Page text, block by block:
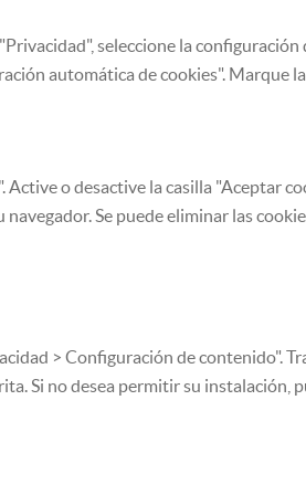
seleccione la configuración
automática de cookies". Marque
o desactive la casilla "Aceptar
Se puede eliminar las
> Configuración de contenido".
Si no desea permitir su instalación,